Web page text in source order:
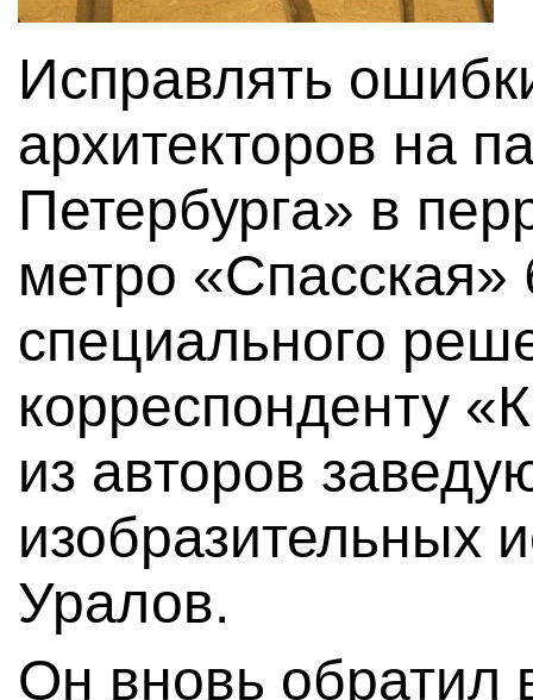
Исправлять
архитекторов на
Петербурга» в
метро «Спасская»
специального
корреспонденту
из авторов
изобразительных
Уралов.
Он вновь обратил